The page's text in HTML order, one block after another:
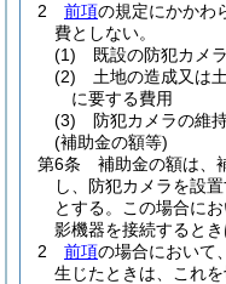
2
前項の規定にかかわ
費としない。
(1)
既設の防犯カメ
(2)
土地の造成又は
に要する費用
(3)
防犯カメラの維
(補助金の額等)
第6条
補助金の額は、
し、防犯カメラを設
とする。
この場合に
影機器を接続するとき
2
前項の場合において
生じたときは、これを